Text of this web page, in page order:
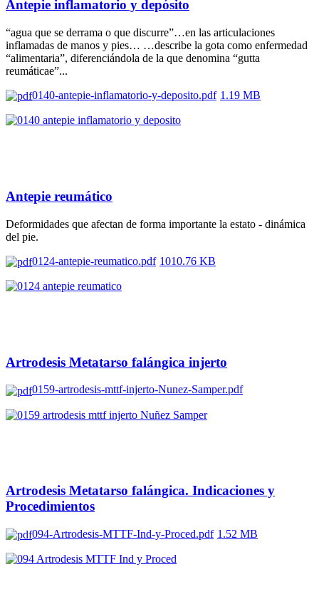
Antepie inflamatorio y depósito
“agua que se derrama o que discurre”…en las articulaciones
inflamadas de manos y pies… …describe la gota como enfermedad
“alimentaria”, diferenciándola de la que denomina “gutta
reumáticae”...
0140-antepie-inflamatorio-y-deposito.pdf 1.19 MB
Antepie reumático
Deformidades que afectan de forma importante la estato - dinámica
del pie.
0124-antepie-reumatico.pdf 1010.76 KB
Artrodesis Metatarso falángica injerto
0159-artrodesis-mttf-injerto-Nunez-Samper.pdf
Artrodesis Metatarso falángica. Indicaciones y
Procedimientos
094-Artrodesis-MTTF-Ind-y-Proced.pdf 1.52 MB